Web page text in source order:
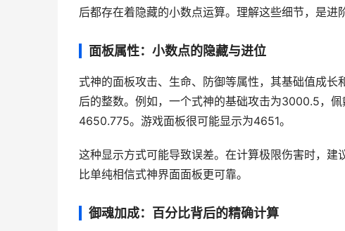
后都存在着隐藏的小数点运算。理解这些细节，是进
面板属性：小数点的隐藏与进位
式神的面板攻击、生命、防御等属性，其基础值成
后的整数。例如，一个式神的基础攻击为3000.5，
4650.775。游戏面板很可能显示为4651。
这种显示方式可能导致误差。在计算极限伤害时，
比单纯相信式神界面面板更可靠。
御魂加成：百分比背后的精确计算